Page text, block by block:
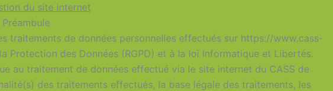
du site internet
Préambule
traitements de données personnelles effectués sur https://www.cass-
Protection des Données (RGPD) et à la loi Informatique et Libertés.
au traitement de données effectué via le site internet du CASS de
des traitements effectués, la base légale des traitements, les